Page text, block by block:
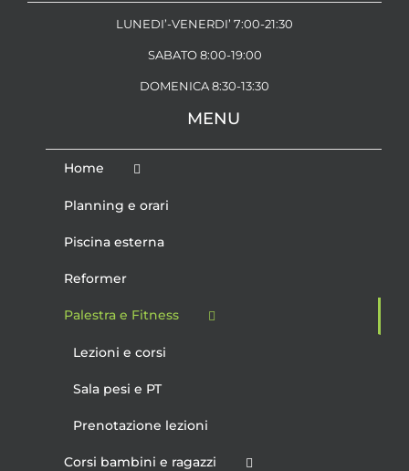
LUNEDI’-VENERDI’ 7:00-21:30
SABATO 8:00-19:00
DOMENICA 8:30-13:30
MENU
Home
Planning e orari
Piscina esterna
Reformer
Palestra e Fitness
Lezioni e corsi
Sala pesi e PT
Prenotazione lezioni
Corsi bambini e ragazzi